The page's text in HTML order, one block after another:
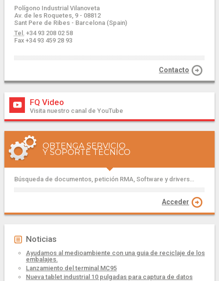
Polígono Industrial Vilanoveta
Av. de les Roquetes, 9 - 08812
Sant Pere de Ribes - Barcelona (Spain)
Tel. +34 93 208 02 58
Fax +34 93 459 28 93
Contacto
FQ Video
Visita nuestro canal de YouTube
OBTENGA SERVICIO
Y SOPORTE TÉCNICO
Búsqueda de documentos, petición RMA, Software y drivers...
Acceder
Noticias
Ayudamos al medioambiente con una guia de reciclaje de los
embalajes.
Lanzamiento del terminal MC95
Nueva tablet industrial 10 pulgadas para captura de datos